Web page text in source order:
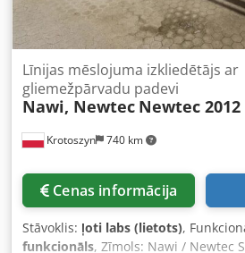
Krotoszyn 740 km
Līnijas mēslojuma izkliedētājs ar
gliemežpārvadu padevi
Nawi, Newtec Newtec 2012
Cenas informācija
Stāvoklis: ļoti labs (lietots),
funkcionāls, Zīmols: Nawi / Newtec